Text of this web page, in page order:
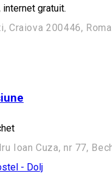
gratuit.
Craiova 200446,
Ioan Cuza, nr 77,
- Dolj